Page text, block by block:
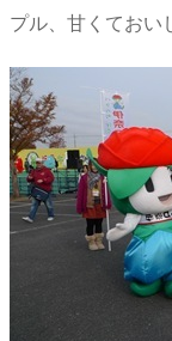
プル、甘くておい